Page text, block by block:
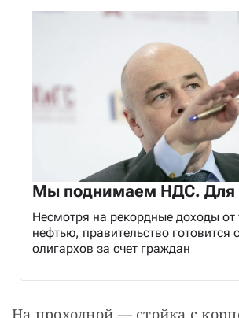
Мы поднимаем НДС. Для
Несмотря на рекордные доходы от
нефтью, правительство готовится
олигархов за счет граждан
На проходной — стойка с